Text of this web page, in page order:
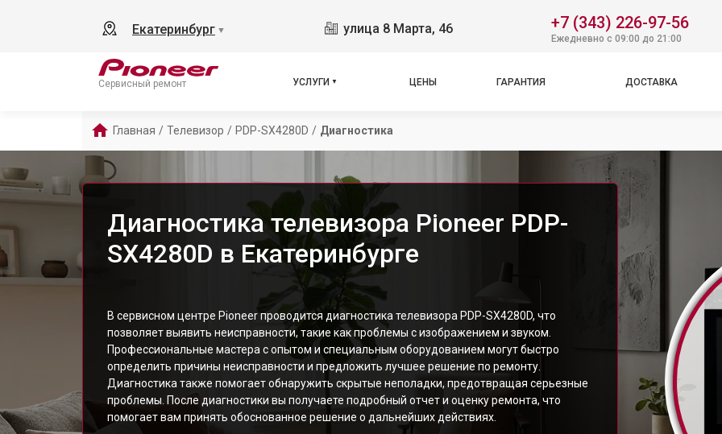
Екатеринбург ▼ улица 8 Марта, 46 +7 (343) 226-97-56
Ежедневно с 09:00 до 21:00
Сервисный ремонт УСЛУГИ ЦЕНЫ ГАРАНТИЯ ДОСТАВКА
Главная / Телевизор / PDP-SX4280D / Диагностика
Диагностика телевизора Pioneer PDP-
SX4280D в Екатеринбурге
В сервисном центре Pioneer проводится диагностика телевизора PDP-SX4280D, что
позволяет выявить неисправности, такие как проблемы с изображением и звуком.
Профессиональные мастера с опытом и специальным оборудованием могут быстро
определить причины неисправности и предложить лучшее решение по ремонту.
Диагностика также помогает обнаружить скрытые неполадки, предотвращая серьезные
проблемы. После диагностики вы получаете подробный отчет и оценку ремонта, что
помогает вам принять обоснованное решение о дальнейших действиях.